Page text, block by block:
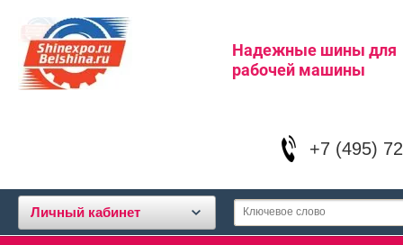
Надежные шины для
рабочей машины
+7 (495)
Личный кабинет